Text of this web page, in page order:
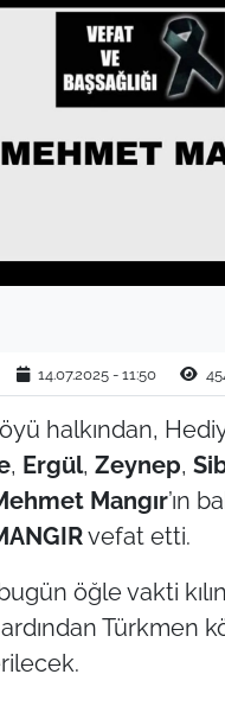
14.07.2025 - 11:50
halkından,
, Ergül, Zeynep,
Mangır’ın
vefat etti.
öğle vakti
ardından Türkmen
HAYVANCILIK
SANAT
İLAN